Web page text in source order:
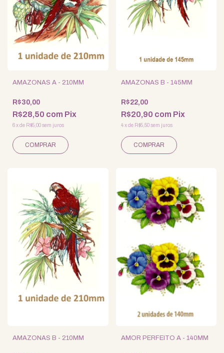
AMAZONAS A - 210MM
R$30,00
R$28,50 com Pix
6xde R$5,00sem juros
AMAZONAS B - 145MM
R$22,00
R$20,90 com Pix
4 xde R$5,50 sem juros
AMAZONAS B - 210MM AMOR PERFEITO A - 140MM